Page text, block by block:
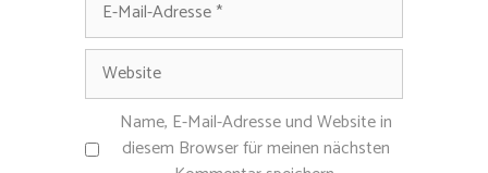
Adresse
Name, E-Mail-Adresse und Website in
diesem Browser für meinen nächsten